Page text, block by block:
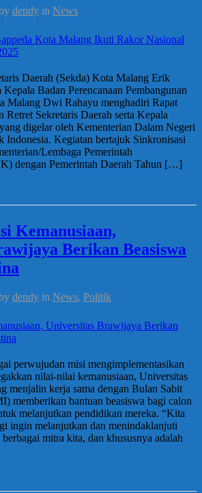
dendy in News
Daerah (Sekda) Kota Malang Erik
Kepala Badan Perencanaan Pembangunan
Malang Dwi Rahayu menghadiri Rapat
Sekretaris Daerah serta Kepala
digelar oleh Kementerian Dalam Negeri
Indonesia. Kegiatan bertajuk Sinkronisasi
Lembaga Pemerintah
dengan Pemerintah Daerah Tahun […]
Kemanusiaan,
Berikan Beasiswa
dendy in News, Politik
perwujudan misi mengimplementasikan
nilai-nilai kemanusiaan, Universitas
menjalin kerja sama dengan Bulan Sabit
memberikan bantuan beasiswa bagi calon
melanjutkan pendidikan mereka. “Kita
ingin melanjutkan dan menindaklanjuti
mitra kita, dan khususnya adalah